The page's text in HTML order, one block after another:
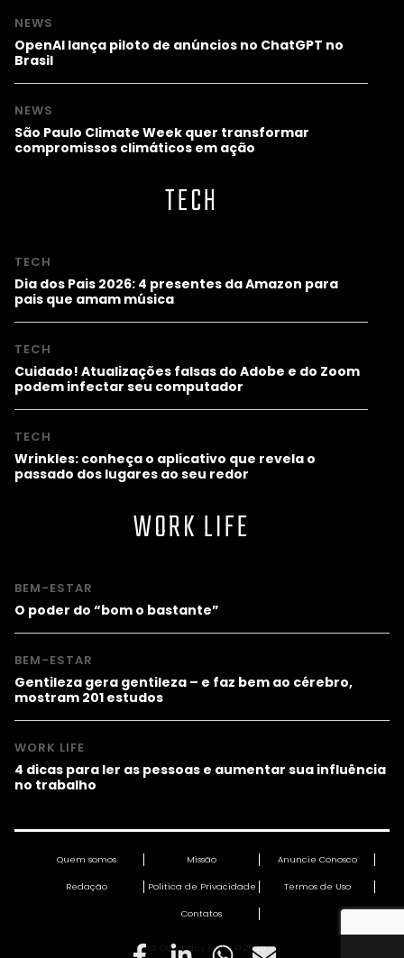
NEWS
OpenAI lança piloto de anúncios no ChatGPT no
Brasil
NEWS
São Paulo Climate Week quer transformar
compromissos climáticos em ação
TECH
TECH
Dia dos Pais 2026: 4 presentes da Amazon para
pais que amam música
TECH
Cuidado! Atualizações falsas do Adobe e do Zoom
podem infectar seu computador
TECH
Wrinkles: conheça o aplicativo que revela o
passado dos lugares ao seu redor
WORK LIFE
BEM-ESTAR
O poder do “bom o bastante”
BEM-ESTAR
Gentileza gera gentileza – e faz bem ao cérebro,
mostram 201 estudos
WORK LIFE
4 dicas para ler as pessoas e aumentar sua influência
no trabalho
Quem somos Missão Anuncie Conosco
Redação Política de Privacidade Termos de Uso
Contatos
Fast Company Brasil © 2026